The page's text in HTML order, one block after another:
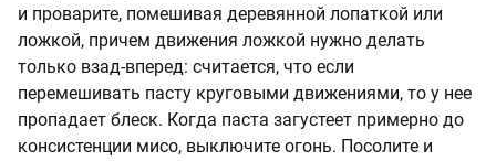
и проварите, помешивая деревянной лопаткой или
ложкой, причем движения ложкой нужно делать
только взад-вперед: считается, что если
перемешивать пасту круговыми движениями, то у нее
пропадает блеск. Когда паста загустеет примерно до
консистенции мисо, выключите огонь. Посолите и